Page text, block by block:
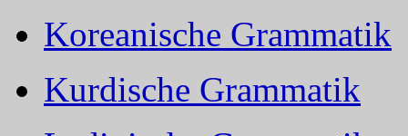
Koreanische Grammatik
Kurdische Grammatik